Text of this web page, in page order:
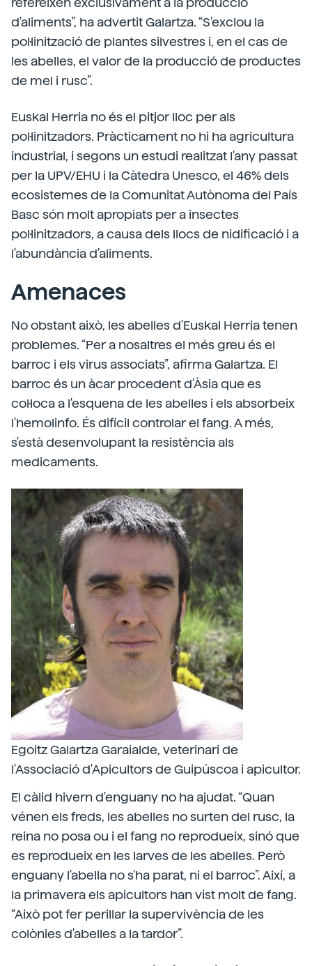
d'aliments”, ha advertit Galartza. “S'exclou la
pol·linització de plantes silvestres i, en el cas de
les abelles, el valor de la producció de productes
de mel i rusc”.
Euskal Herria no és el pitjor lloc per als
pol·linitzadors. Pràcticament no hi ha agricultura
industrial, i segons un estudi realitzat l'any passat
per la UPV/EHU i la Càtedra Unesco, el 46% dels
ecosistemes de la Comunitat Autònoma del País
Basc són molt apropiats per a insectes
pol·linitzadors, a causa dels llocs de nidificació i a
l'abundància d'aliments.
Amenaces
No obstant això, les abelles d'Euskal Herria tenen
problemes. “Per a nosaltres el més greu és el
barroc i els virus associats”, afirma Galartza. El
barroc és un àcar procedent d'Àsia que es
col·loca a l'esquena de les abelles i els absorbeix
l'hemolinfo. És difícil controlar el fang. A més,
s'està desenvolupant la resistència als
medicaments.
Egoitz Galartza Garaialde, veterinari de
l'Associació d'Apicultors de Guipúscoa i apicultor.
El càlid hivern d'enguany no ha ajudat. “Quan
vénen els freds, les abelles no surten del rusc, la
reina no posa ou i el fang no reprodueix, sinó que
es reprodueix en les larves de les abelles. Però
enguany l'abella no s'ha parat, ni el barroc”. Així, a
la primavera els apicultors han vist molt de fang.
“Això pot fer perillar la supervivència de les
colònies d'abelles a la tardor”.